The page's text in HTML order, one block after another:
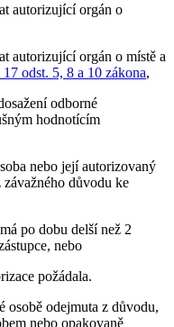
autorizující orgán o
autorizující orgán o místě a
17 odst. 5, 8 a 10 zákona,
odborné
hodnotícím
nebo její autorizovaný
závažného důvodu ke
po dobu delší než 2
nebo
požádala.
osobě odejmuta z důvodu,
nebo opakovaně